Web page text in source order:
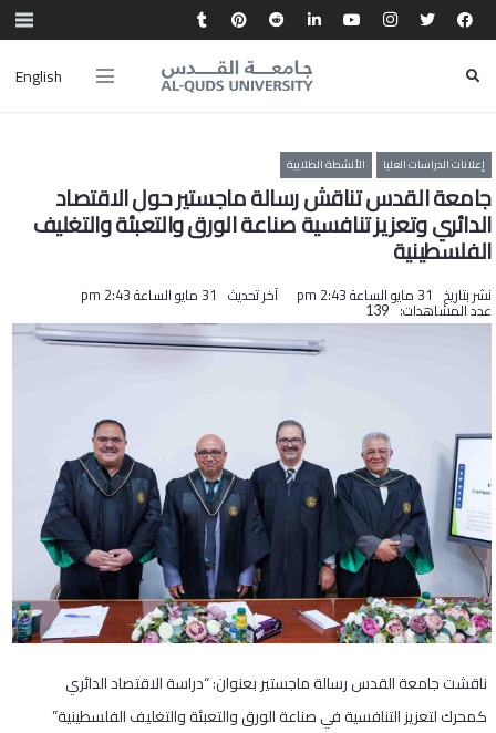
English
إعلانات الدراسات العليا الأنشطة الطلابية
جامعة القدس تناقش رسالة ماجستير حول الاقتصاد
الدائري وتعزيز تنافسية صناعة الورق والتعبئة والتغليف
الفلسطينية
نشر بتاريخ 31 مايو الساعة 2:43 pm آخر تحديث 31 مايو الساعة 2:43 pm
عدد المشاهدات: 139
ناقشت جامعة القدس رسالة ماجستير بعنوان: “دراسة الاقتصاد الدائري
كمحرك لتعزيز التنافسية في صناعة الورق والتعبئة والتغليف الفلسطينية”